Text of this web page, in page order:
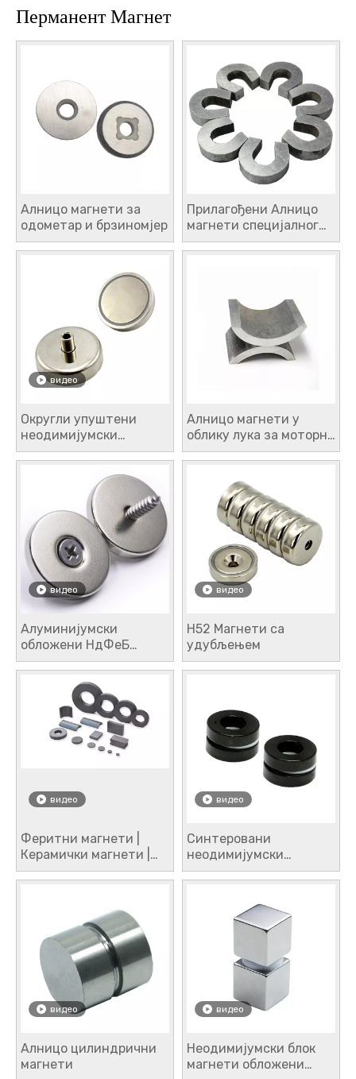
Перманент Магнет
Алницо магнети за
одометар и брзиномјер
Прилагођени Алницо
магнети специјалног
облика
видео
Округли упуштени
неодимијумски
магнети за лонце
Алницо магнети у
облику лука за моторне
апликације
видео
Алуминијумски
обложени НдФеБ
удубљени округли
видео
Н52 Магнети са
удубљењем
видео
Феритни магнети |
Керамички магнети |
Тврди ферит за
видео
Синтеровани
неодимијумски
прстенасти магнети са
видео
Алницо цилиндрични
магнети
видео
Неодимијумски блок
магнети обложени